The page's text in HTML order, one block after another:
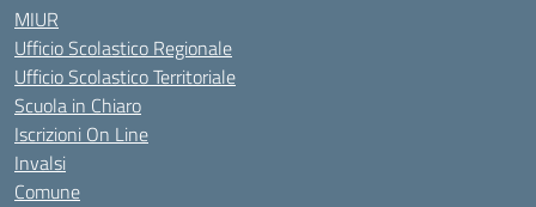
MIUR
Ufficio Scolastico Regionale
Ufficio Scolastico Territoriale
Scuola in Chiaro
Iscrizioni On Line
Invalsi
Comune